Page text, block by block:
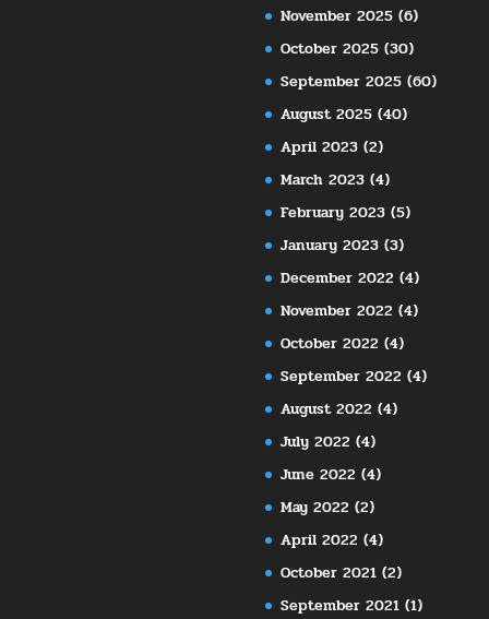
November 2025 (6)
October 2025 (30)
September 2025 (60)
August 2025 (40)
April 2023 (2)
March 2023 (4)
February 2023 (5)
January 2023 (3)
December 2022 (4)
November 2022 (4)
October 2022 (4)
September 2022 (4)
August 2022 (4)
July 2022 (4)
June 2022 (4)
May 2022 (2)
April 2022 (4)
October 2021 (2)
September 2021 (1)